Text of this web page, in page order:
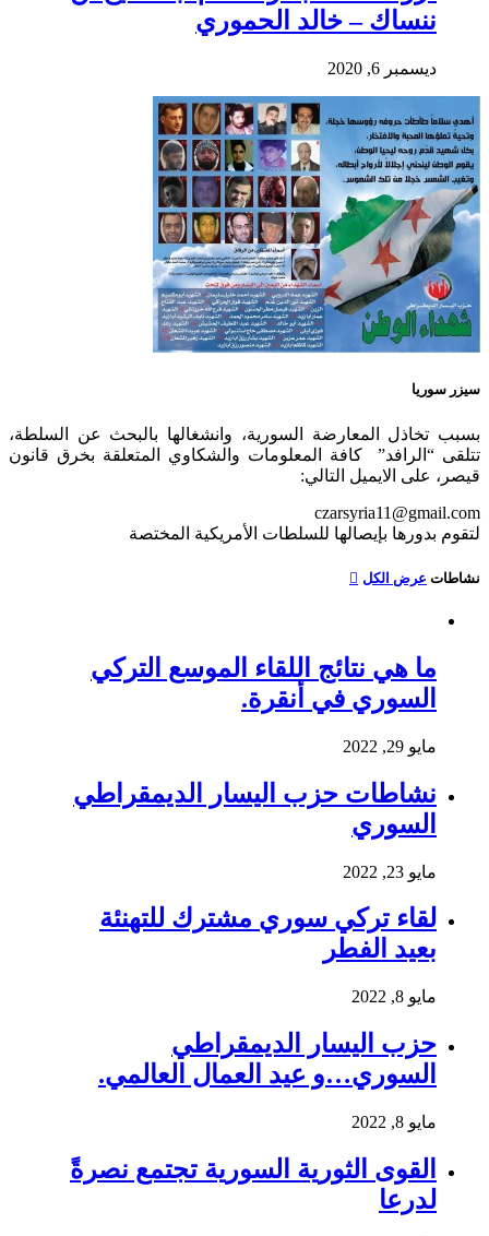
ننساك – خالد الحموري
ديسمبر 6, 2020
سيزر سوريا
بسبب تخاذل المعارضة السورية، وانشغالها بالبحث عن السلطة،
تتلقى “الرافد” كافة المعلومات والشكاوي المتعلقة بخرق قانون
قيصر، على الايميل التالي:
czarsyria11@gmail.com
لتقوم بدورها بإيصالها للسلطات الأمريكية المختصة
نشاطات عرض الكل
ما هي نتائج اللقاء الموسع التركي
السوري في أنقرة.
مايو 29, 2022
نشاطات حزب اليسار الديمقراطي
السوري
مايو 23, 2022
لقاء تركي سوري مشترك للتهنئة
بعيد الفطر
مايو 8, 2022
حزب اليسار الديمقراطي
السوري…و عيد العمال العالمي.
مايو 8, 2022
القوى الثورية السورية تجتمع نصرةً
لدرعا